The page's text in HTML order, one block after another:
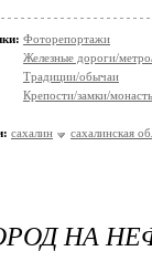
Фоторепортажи
Железные дороги/
Традиции/обычаи
Крепости/замки/
сахалин сахалинская
НА